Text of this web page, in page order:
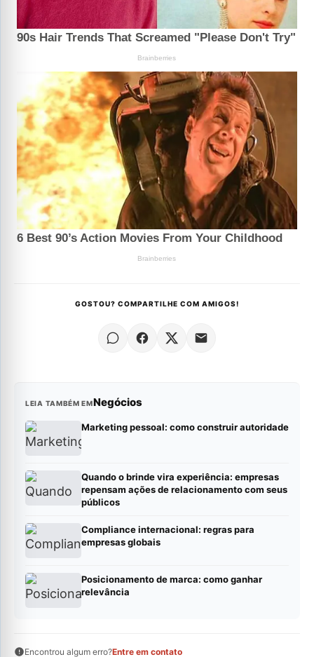
GOSTOU? COMPARTILHE COM AMIGOS!
LEIA TAMBÉM EMNegócios
Marketing pessoal: como construir autoridade
Quando o brinde vira experiência: empresas
repensam ações de relacionamento com seus
públicos
Compliance internacional: regras para
empresas globais
Posicionamento de marca: como ganhar
relevância
Encontrou algum erro?Entre em contato